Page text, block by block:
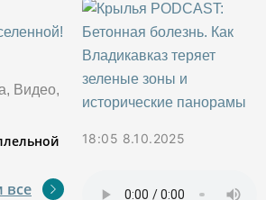
Видео,
все
18:05 8.10.2025